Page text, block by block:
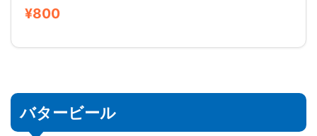
¥800
バタービール